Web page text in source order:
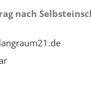
nach